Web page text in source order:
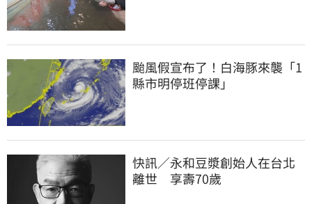
颱風假宣布了！白海豚來襲「1
縣市明停班停課」
快訊／永和豆漿創始人在台北
離世 享壽70歲